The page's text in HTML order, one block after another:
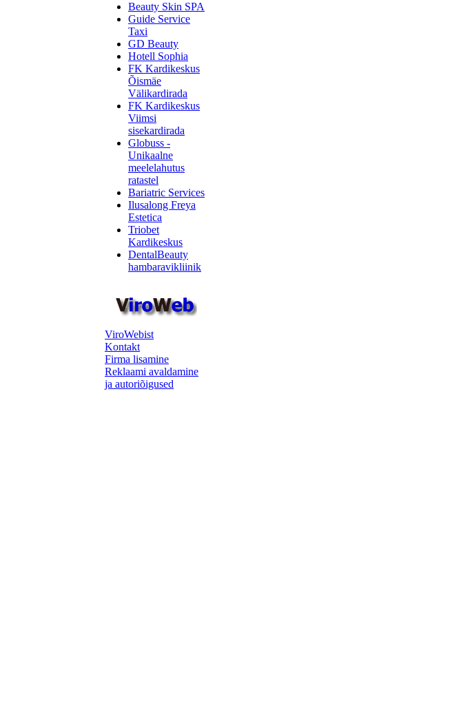
Beauty Skin SPA
Guide Service
Taxi
GD Beauty
Hotell Sophia
FK Kardikeskus
Õismäe
Välikardirada
FK Kardikeskus
Viimsi
sisekardirada
Globuss -
Unikaalne
meelelahutus
ratastel
Bariatric Services
Ilusalong Freya
Estetica
Triobet
Kardikeskus
DentalBeauty
hambaravikliinik
ViroWebist
Kontakt
Firma lisamine
Reklaami avaldamine
ja autoriõigused